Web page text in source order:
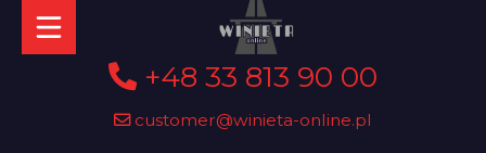
+48 33 813 90 00
customer@winieta-online.pl